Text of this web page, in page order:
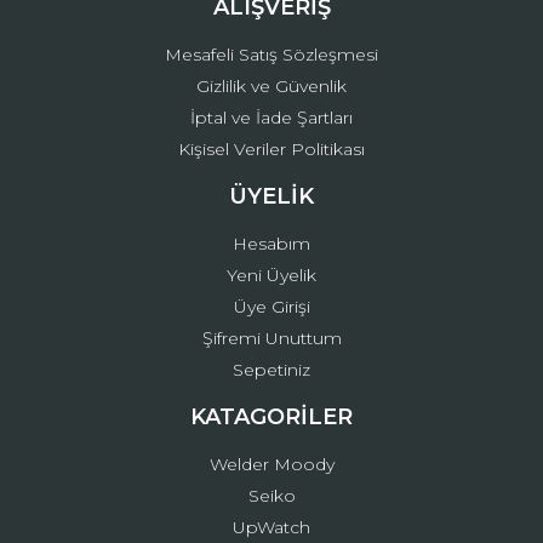
ALIŞVERİŞ
Mesafeli Satış Sözleşmesi
Gizlilik ve Güvenlik
İptal ve İade Şartları
Kişisel Veriler Politikası
ÜYELİK
Hesabım
Yeni Üyelik
Üye Girişi
Şifremi Unuttum
Sepetiniz
KATAGORİLER
Welder Moody
Seiko
UpWatch